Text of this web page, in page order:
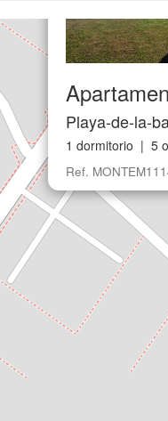
Playa-de-la-
Ref.
Latitud